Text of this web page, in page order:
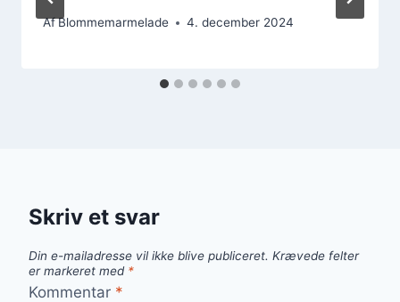
AfBlommemarmelade 4. december 2024
Skriv et svar
Din e-mailadresse vil ikke blive publiceret. Krævede felter
er markeret med *
Kommentar *